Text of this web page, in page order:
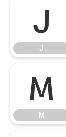
J
J
M
M